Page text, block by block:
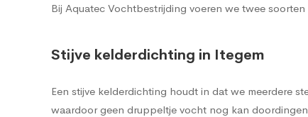
Bij Aquatec Vochtbestrijding voeren we twee
Stijve kelderdichting in Itegem
Een stijve kelderdichting houdt in dat we meerdere
waardoor geen druppeltje vocht nog kan